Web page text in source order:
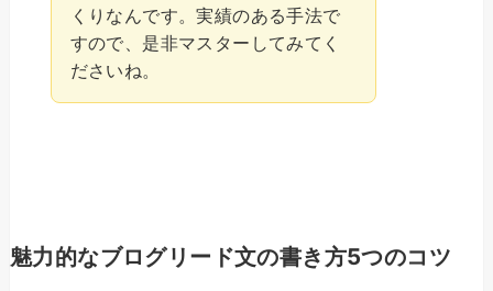
くりなんです。実績のある手法で
すので、是非マスターしてみてく
ださいね。
魅力的なブログリード文の書き方5つのコツ